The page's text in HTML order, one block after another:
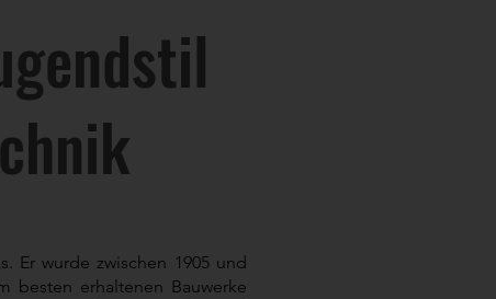
Er wurde zwischen 1905 und
besten erhaltenen Bauwerke